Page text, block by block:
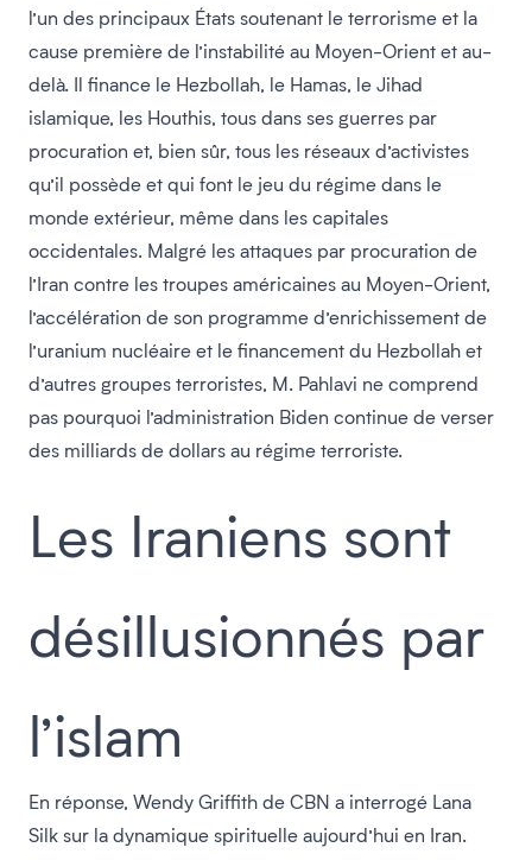
l’un des principaux États soutenant le terrorisme et la
cause première de l’instabilité au Moyen-Orient et au-
delà. Il finance le Hezbollah, le Hamas, le Jihad
islamique, les Houthis, tous dans ses guerres par
procuration et, bien sûr, tous les réseaux d’activistes
qu’il possède et qui font le jeu du régime dans le
monde extérieur, même dans les capitales
occidentales. Malgré les attaques par procuration de
l’Iran contre les troupes américaines au Moyen-Orient,
l’accélération de son programme d’enrichissement de
l’uranium nucléaire et le financement du Hezbollah et
d’autres groupes terroristes, M. Pahlavi ne comprend
pas pourquoi l’administration Biden continue de verser
des milliards de dollars au régime terroriste.
Les Iraniens sont
désillusionnés par
l’islam
En réponse, Wendy Griffith de CBN a interrogé Lana
Silk sur la dynamique spirituelle aujourd’hui en Iran.